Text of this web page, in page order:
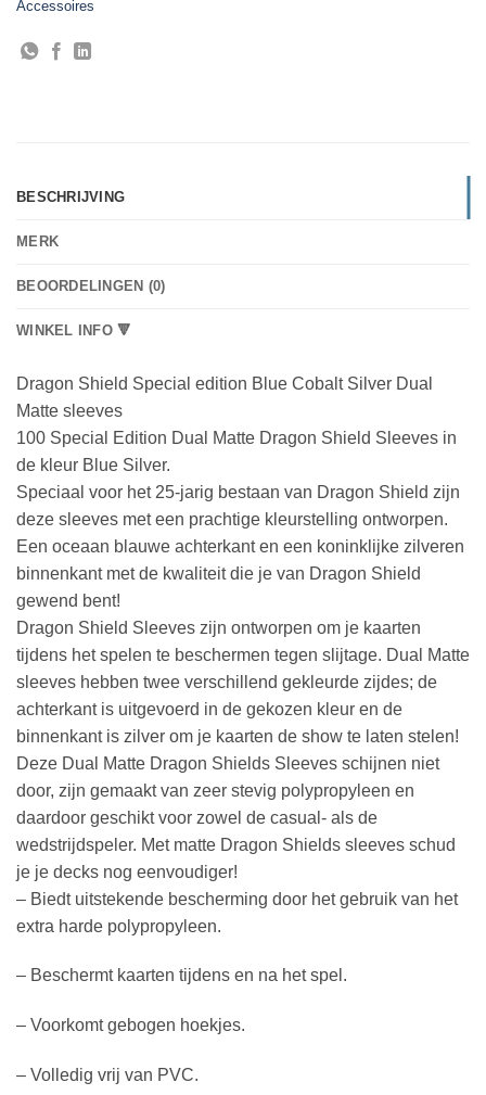
Accessoires
BESCHRIJVING
MERK
BEOORDELINGEN (0)
WINKEL INFO 🔻
Dragon Shield Special edition Blue Cobalt Silver Dual
Matte sleeves
100 Special Edition Dual Matte Dragon Shield Sleeves in
de kleur Blue Silver.
Speciaal voor het 25-jarig bestaan van Dragon Shield zijn
deze sleeves met een prachtige kleurstelling ontworpen.
Een oceaan blauwe achterkant en een koninklijke zilveren
binnenkant met de kwaliteit die je van Dragon Shield
gewend bent!
Dragon Shield Sleeves zijn ontworpen om je kaarten
tijdens het spelen te beschermen tegen slijtage. Dual Matte
sleeves hebben twee verschillend gekleurde zijdes; de
achterkant is uitgevoerd in de gekozen kleur en de
binnenkant is zilver om je kaarten de show te laten stelen!
Deze Dual Matte Dragon Shields Sleeves schijnen niet
door, zijn gemaakt van zeer stevig polypropyleen en
daardoor geschikt voor zowel de casual- als de
wedstrijdspeler. Met matte Dragon Shields sleeves schud
je je decks nog eenvoudiger!
– Biedt uitstekende bescherming door het gebruik van het
extra harde polypropyleen.
– Beschermt kaarten tijdens en na het spel.
– Voorkomt gebogen hoekjes.
– Volledig vrij van PVC.